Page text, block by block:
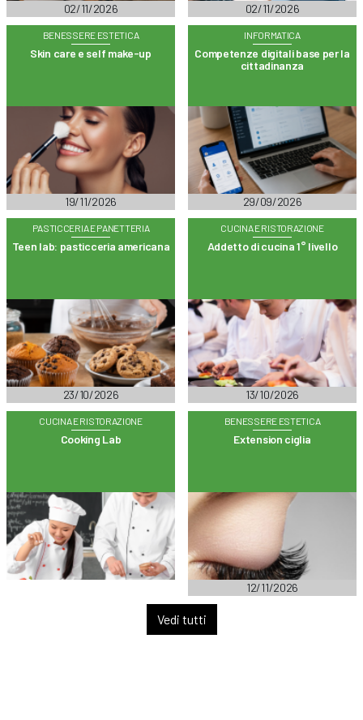
02/11/2026 02/11/2026
BENESSERE ESTETICA
Skin care e self make-up
19/11/2026
INFORMATICA
Competenze digitali base per la
cittadinanza
29/09/2026
PASTICCERIA E PANETTERIA
Teen lab: pasticceria americana
23/10/2026
CUCINA E RISTORAZIONE
Addetto di cucina 1° livello
13/10/2026
CUCINA E RISTORAZIONE
Cooking Lab
BENESSERE ESTETICA
Extension ciglia
12/11/2026
Vedi tutti